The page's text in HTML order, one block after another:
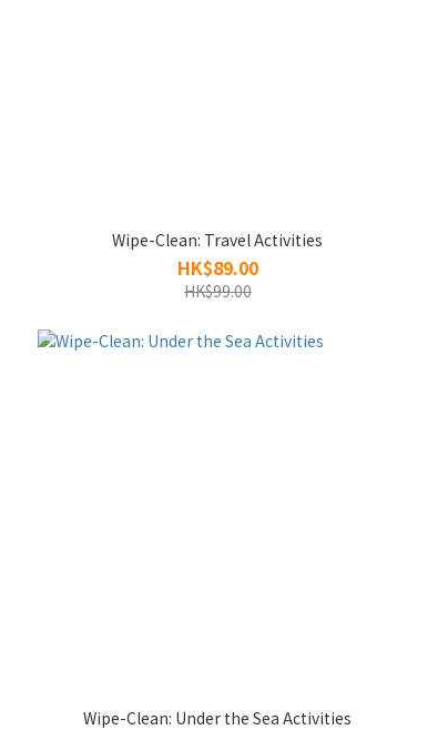
Wipe-Clean: Travel Activities
HK$89.00
HK$99.00
Wipe-Clean: Under the Sea Activities